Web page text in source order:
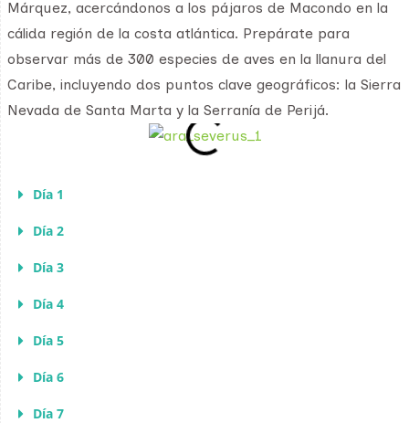
Márquez, acercándonos a los pájaros de Macondo en la
cálida región de la costa atlántica. Prepárate para
observar más de 300 especies de aves en la llanura del
Caribe, incluyendo dos puntos clave geográficos: la Sierra
Nevada de Santa Marta y la Serranía de Perijá.
Día 1
Día 2
Día 3
Día 4
Día 5
Día 6
Día 7